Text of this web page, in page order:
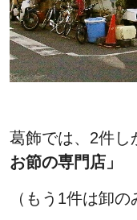
葛飾では、2件し
お節の専門店」
（もう1件は卸の